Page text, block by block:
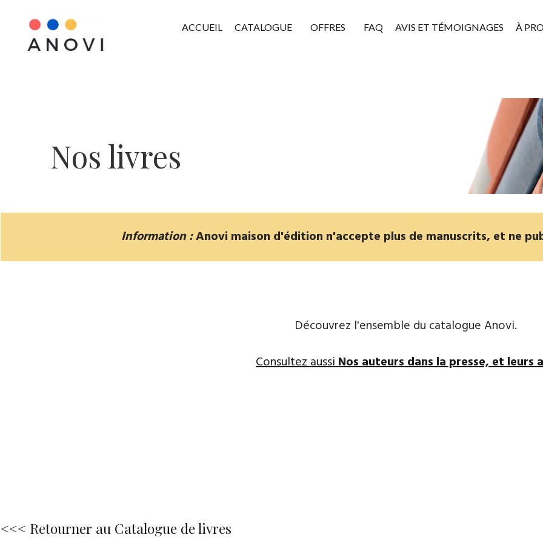
ACCUEIL CATALOGUE OFFRES FAQ AVIS ET TÉMOIGNAGES À
Nos livres
Information :Anovi maison d'édition n'accepte plus de manuscrits, et ne
Découvrez l'ensemble du catalogue Anovi.
Consultez aussiNos auteurs dans la presse, et leurs
<<< Retourner au Catalogue de livres